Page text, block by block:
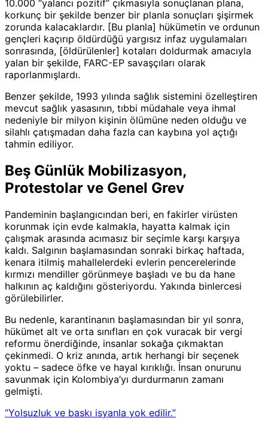
10.000 “yalancı pozitif” çıkmasıyla sonuçlanan plana,
korkunç bir şekilde benzer bir planla sonuçları şişirmek
zorunda kalacaklardır. [Bu planla] hükümetin ve ordunun
gençleri kaçırıp öldürdüğü yargısız infaz uygulamaları
sonrasında, [öldürülenler] kotaları doldurmak amacıyla
yalan bir şekilde, FARC-EP savaşçıları olarak
raporlanmışlardı.
Benzer şekilde, 1993 yılında sağlık sistemini özelleştiren
mevcut sağlık yasasının, tıbbi müdahale veya ihmal
nedeniyle bir milyon kişinin ölümüne neden olduğu ve
silahlı çatışmadan daha fazla can kaybına yol açtığı
tahmin ediliyor.
Beş Günlük Mobilizasyon,
Protestolar ve Genel Grev
Pandeminin başlangıcından beri, en fakirler virüsten
korunmak için evde kalmakla, hayatta kalmak için
çalışmak arasında acımasız bir seçimle karşı karşıya
kaldı. Salgının başlamasından sonraki birkaç haftada,
kenara itilmiş mahallelerdeki evlerin pencerelerinde
kırmızı mendiller görünmeye başladı ve bu da hane
halkının aç kaldığını gösteriyordu. Yakında binlercesi
görülebilirler.
Bu nedenle, karantinanın başlamasından bir yıl sonra,
hükümet alt ve orta sınıfları en çok vuracak bir vergi
reformu önerdiğinde, insanlar sokağa çıkmaktan
çekinmedi. O kriz anında, artık herhangi bir seçenek
yoktu – sadece öfke ve hayal kırıklığı. İnsan onurunu
savunmak için Kolombiya’yı durdurmanın zamanı
gelmişti.
“Yolsuzluk ve baskı isyanla yok edilir.”